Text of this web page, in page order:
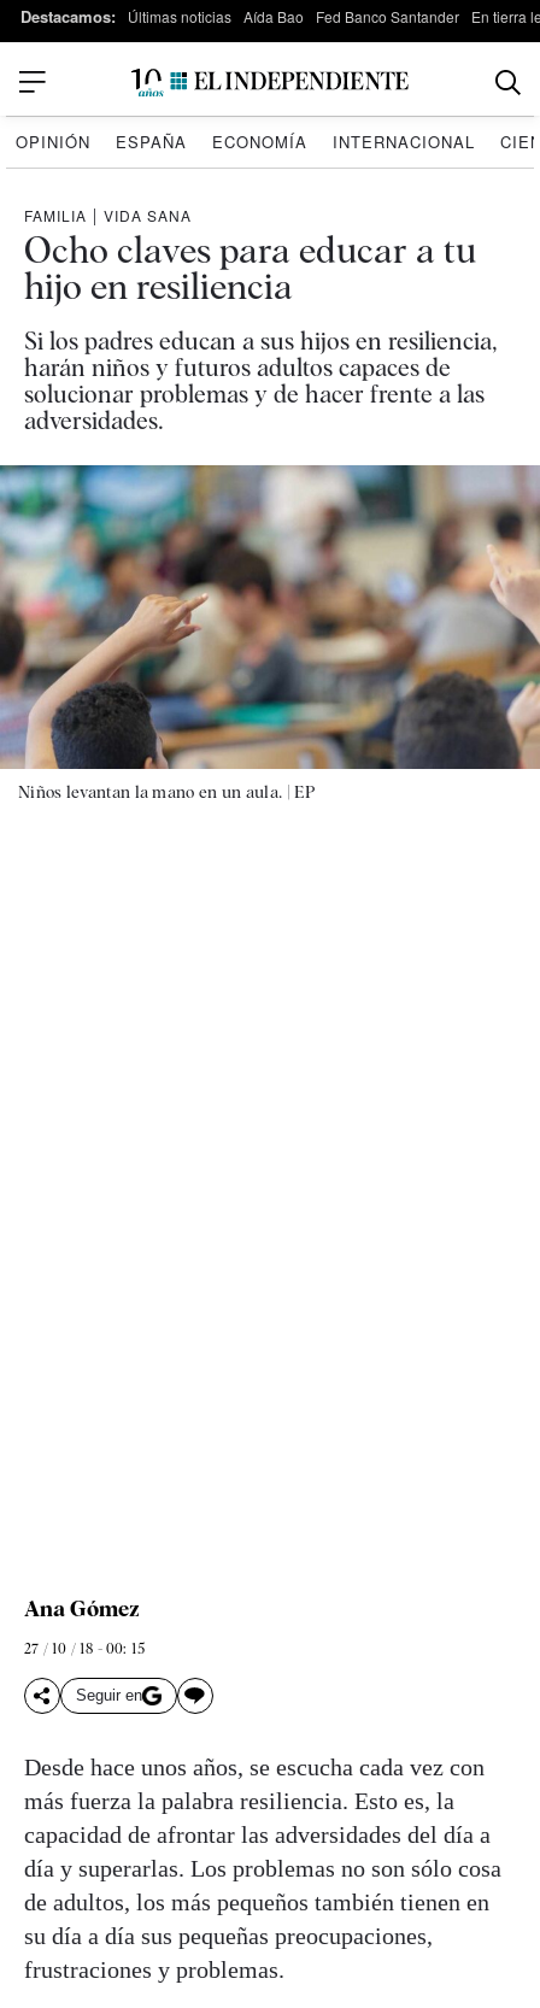
Destacamos: Últimas noticias Aída Bao Fed Banco Santander En tierra
OPINIÓN ESPAÑA ECONOMÍA INTERNACIONAL
FAMILIA | VIDA SANA
Ocho claves para educar a tu
hijo en resiliencia
Si los padres educan a sus hijos en resiliencia,
harán niños y futuros adultos capaces de
solucionar problemas y de hacer frente a las
adversidades.
Niños levantan la mano en un aula. |EP
Ana Gómez
27 / 10 / 18 - 00: 15
Seguir en
Desde hace unos años, se escucha cada vez con
más fuerza la palabra resiliencia. Esto es, la
capacidad de afrontar las adversidades del día a
día y superarlas. Los problemas no son sólo cosa
de adultos, los más pequeños también tienen en
su día a día sus pequeñas preocupaciones,
frustraciones y problemas.